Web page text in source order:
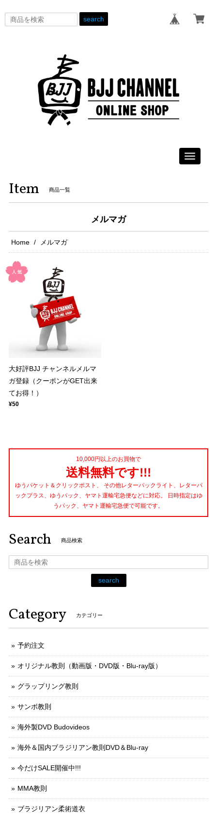
search
Toggle
Item 商品一覧
メルマガ
Home メルマガ
大好評BJJ チャンネルメルマ
ガ登録（クーポンがGET出来
てお得！）
¥50
10,000円以上のお買物で
送料無料です!!!
ゆうパケット＆クリックポスト、 その他レターパックライト、レターパ
ックプラス、ゆうパック、ヤマト運輸宅急便などに対応。 日時指定はゆ
うパック、ヤマト運輸宅急便で可能です。
Search 商品検索
search
Category カテゴリー
予約注文
オリジナル教則（動画版・DVD版・Blu-ray版）
グラップリング教則
サンボ教則
海外製DVD Budovideos
海外＆国内ブラジリアン教則DVD＆Blu-ray
今だけSALE開催中!!!
MMA教則
ブラジリアン柔術道衣